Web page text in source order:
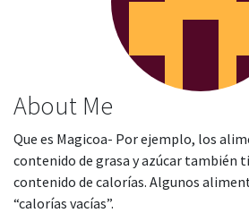
About Me
Que es Magicoa- Por ejemplo, los
contenido de grasa y azúcar también
contenido de calorías. Algunos
“calorías vacías”.